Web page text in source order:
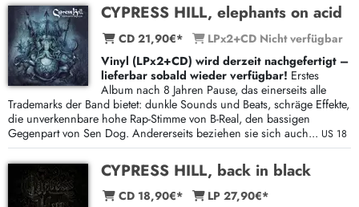
CYPRESS HILL, elephants on acid
CD 21,90€*
LPx2+CD Nicht verfügbar
Vinyl (LPx2+CD) wird derzeit nachgefertigt –
lieferbar sobald wieder verfügbar! Erstes
Album nach 8 Jahren Pause, das einerseits alle
Trademarks der Band bietet: dunkle Sounds und Beats, schräge Effekte,
die unverkennbare hohe Rap-Stimme von B-Real, den bassigen
Gegenpart von Sen Dog. Andererseits beziehen sie sich auch... US 18
CYPRESS HILL, back in black
CD 18,90€*
LP 27,90€*